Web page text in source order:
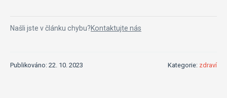
Našli jste v článku chybu?Kontaktujte nás
Publikováno: 22. 10. 2023 Kategorie: zdraví